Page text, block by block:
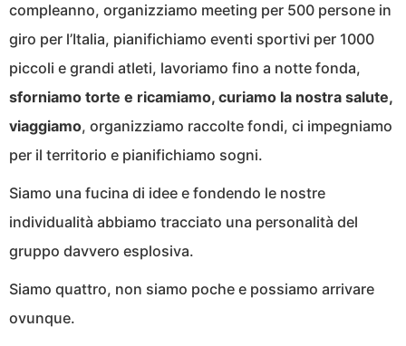
compleanno, organizziamo meeting per 500 persone in
giro per l’Italia, pianifichiamo eventi sportivi per 1000
piccoli e grandi atleti, lavoriamo fino a notte fonda,
sforniamo torte e ricamiamo, curiamo la nostra salute,
viaggiamo, organizziamo raccolte fondi, ci impegniamo
per il territorio e pianifichiamo sogni.
Siamo una fucina di idee e fondendo le nostre
individualità abbiamo tracciato una personalità del
gruppo davvero esplosiva.
Siamo quattro, non siamo poche e possiamo arrivare
ovunque.